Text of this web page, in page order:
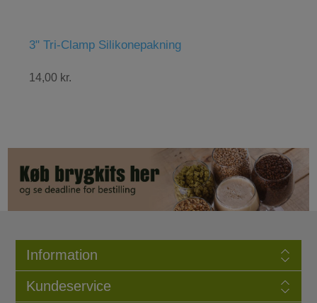
Tri-Clamp Silikonepakning
kr.
Information
Kundeservice